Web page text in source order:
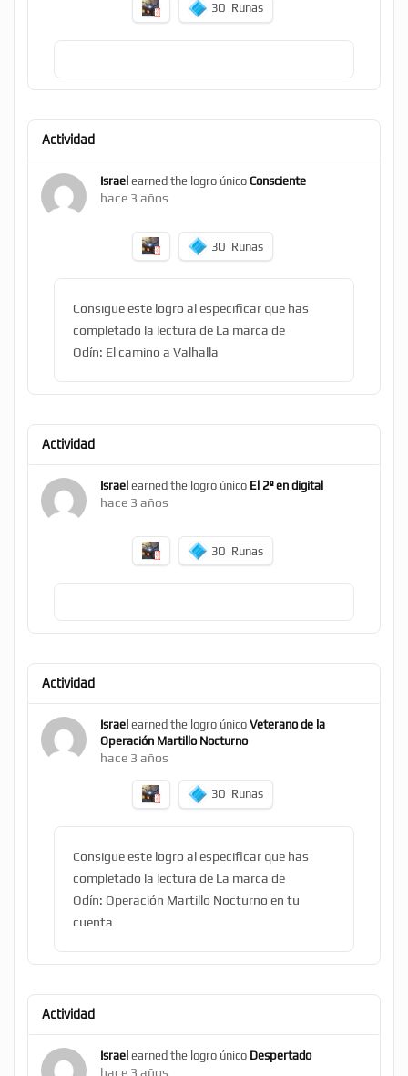
30 Runas
Actividad
Israel earned the logro único Consciente
hace 3 años
30 Runas
Consigue este logro al especificar que has
completado la lectura de La marca de
Odín: El camino a Valhalla
Actividad
Israel earned the logro único El 2º en digital
hace 3 años
30 Runas
Actividad
Israel earned the logro único Veterano de la
Operación Martillo Nocturno
hace 3 años
30 Runas
Consigue este logro al especificar que has
completado la lectura de La marca de
Odín: Operación Martillo Nocturno en tu
cuenta
Actividad
Israel earned the logro único Despertado
hace 3 años